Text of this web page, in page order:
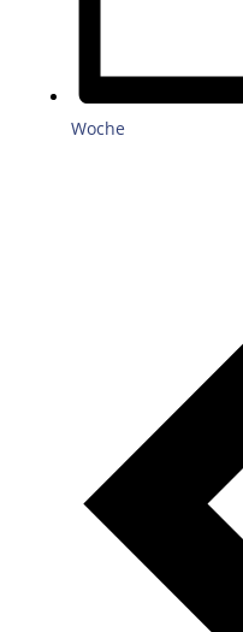
Woche